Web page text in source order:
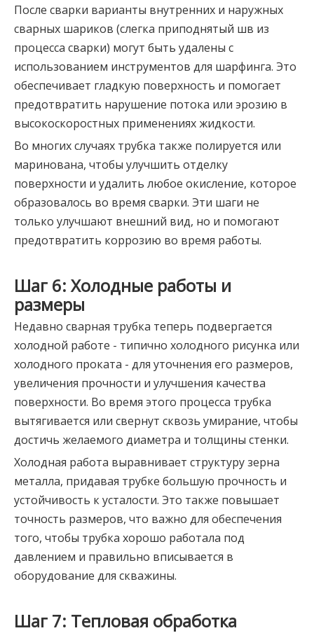
После сварки варианты внутренних и наружных
сварных шариков (слегка приподнятый шв из
процесса сварки) могут быть удалены с
использованием инструментов для шарфинга. Это
обеспечивает гладкую поверхность и помогает
предотвратить нарушение потока или эрозию в
высокоскоростных применениях жидкости.
Во многих случаях трубка также полируется или
маринована, чтобы улучшить отделку
поверхности и удалить любое окисление, которое
образовалось во время сварки. Эти шаги не
только улучшают внешний вид, но и помогают
предотвратить коррозию во время работы.
Шаг 6: Холодные работы и
размеры
Недавно сварная трубка теперь подвергается
холодной работе - типично холодного рисунка или
холодного проката - для уточнения его размеров,
увеличения прочности и улучшения качества
поверхности. Во время этого процесса трубка
вытягивается или свернут сквозь умирание, чтобы
достичь желаемого диаметра и толщины стенки.
Холодная работа выравнивает структуру зерна
металла, придавая трубке большую прочность и
устойчивость к усталости. Это также повышает
точность размеров, что важно для обеспечения
того, чтобы трубка хорошо работала под
давлением и правильно вписывается в
оборудование для скважины.
Шаг 7: Тепловая обработка